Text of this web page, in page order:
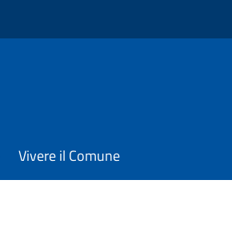
Vivere il Comune